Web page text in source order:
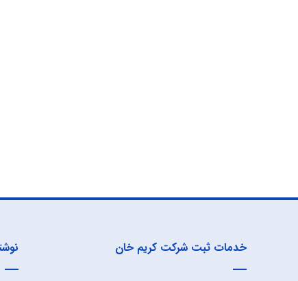
خدمات ثبت شرکت کریم خان